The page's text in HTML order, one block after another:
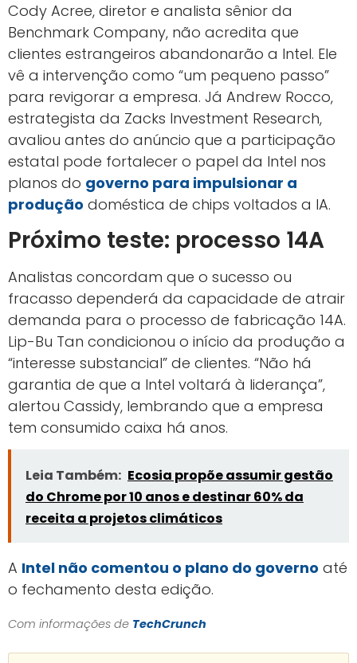
Cody Acree, diretor e analista sênior da
Benchmark Company, não acredita que
clientes estrangeiros abandonarão a Intel. Ele
vê a intervenção como “um pequeno passo”
para revigorar a empresa. Já Andrew Rocco,
estrategista da Zacks Investment Research,
avaliou antes do anúncio que a participação
estatal pode fortalecer o papel da Intel nos
planos do governo para impulsionar a
produção doméstica de chips voltados a IA.
Próximo teste: processo 14A
Analistas concordam que o sucesso ou
fracasso dependerá da capacidade de atrair
demanda para o processo de fabricação 14A.
Lip-Bu Tan condicionou o início da produção a
“interesse substancial” de clientes. “Não há
garantia de que a Intel voltará à liderança”,
alertou Cassidy, lembrando que a empresa
tem consumido caixa há anos.
Leia Também: Ecosia propõe assumir gestão
do Chrome por 10 anos e destinar 60% da
receita a projetos climáticos
A Intel não comentou o plano do governo até
o fechamento desta edição.
Com informações de TechCrunch